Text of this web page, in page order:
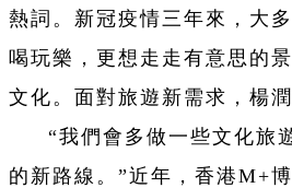
熱詞。新冠疫情三年來，大
喝玩樂，更想走走有意思的
文化。面對旅遊新需求，楊
“我們會多做一些文化旅
的新路線。”近年，香港M+